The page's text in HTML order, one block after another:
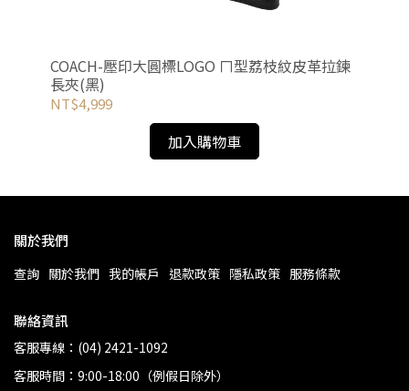
COACH-壓印大圓標LOGO ㄇ型荔枝紋皮革拉鍊
長夾(黑)
NT$4,999
加入購物車
關於我們
查詢 關於我們 我的帳戶 退款政策 隱私政策 服務條款
聯絡資訊
客服專線：(04) 2421-1092
客服時間：9:00-18:00（例假日除外）